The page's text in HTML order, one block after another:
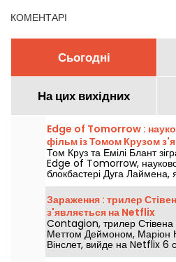
КОМЕНТАРІ
Сьогодні
На цих вихідних
Edge of Tomorrow :
фільм із Томом Крузом
Netflix
Том Круз та Емілі Блант
Edge of Tomorrow,
блокбастері Дуга Лаймена,
2026 року буде доступний
Зараження : трилер
з'являється на Netflix
Contagion, трилер Стівена
Меттом Деймоном, Маріон
Вінслет, вийде на Netflix 6